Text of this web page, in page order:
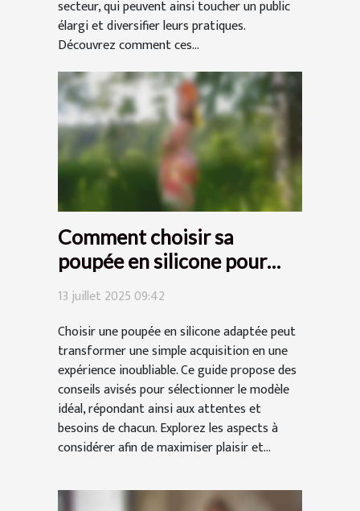
secteur, qui peuvent ainsi toucher un public
élargi et diversifier leurs pratiques.
Découvrez comment ces...
Comment choisir sa
poupée en silicone pour
une expérience optimale ?
13 juillet 2025 09:42
Choisir une poupée en silicone adaptée peut
transformer une simple acquisition en une
expérience inoubliable. Ce guide propose des
conseils avisés pour sélectionner le modèle
idéal, répondant ainsi aux attentes et
besoins de chacun. Explorez les aspects à
considérer afin de maximiser plaisir et...